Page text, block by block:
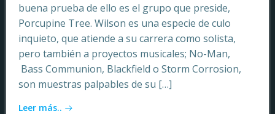
buena prueba de ello es el grupo que preside,
Porcupine Tree. Wilson es una especie de culo
inquieto, que atiende a su carrera como solista,
pero también a proyectos musicales; No-Man,
Bass Communion, Blackfield o Storm Corrosion,
son muestras palpables de su […]
Leer más..